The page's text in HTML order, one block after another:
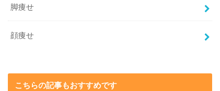
脚痩せ
顔痩せ
こちらの記事もおすすめです